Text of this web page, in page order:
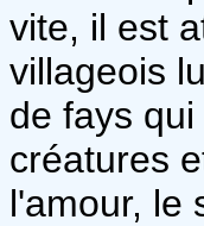
vite, il est
villageois
de fays
créatures
l'amour, le